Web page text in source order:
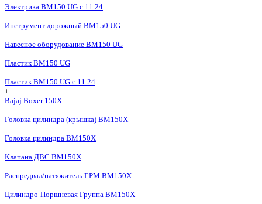
Электрика BM150 UG c 11.24
Инструмент дорожный BM150 UG
Навесное оборудование BM150 UG
Пластик BM150 UG
Пластик BM150 UG c 11.24
+
Bajaj Boxer 150X
Головка цилиндра (крышка) BM150X
Головка цилиндра BM150X
Клапана ДВС BM150X
Распредвал/натяжитель ГРМ BM150X
Цилиндро-Поршневая Группа BM150X